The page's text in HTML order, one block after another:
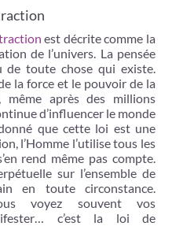
est décrite comme la
de l’univers. La pensée
de toute chose qui existe.
la force et le pouvoir de la
même après des millions
d’influencer le monde
que cette loi est une
l’Homme l’utilise tous les
rend même pas compte.
sur l’ensemble de
en toute circonstance.
voyez souvent vos
c’est la loi de